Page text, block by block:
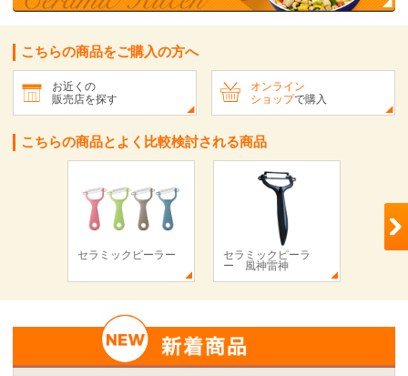
こちらの商品をご購入の方へ
お近くの
販売店を探す
オンライン
ショップで購入
こちらの商品とよく比較検討される商品
セラミックピーラー
セラミックピーラ
ー 風神雷神